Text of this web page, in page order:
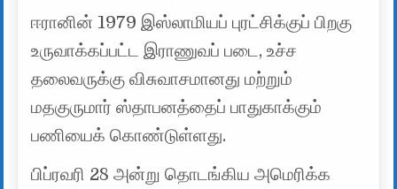
ஈரானின் 1979 இஸ்லாமியப் புரட்சிக்குப் பிறகு
உருவாக்கப்பட்ட இராணுவப் படை, உச்ச
தலைவருக்கு விசுவாசமானது மற்றும்
மதகுருமார் ஸ்தாபனத்தைப் பாதுகாக்கும்
பணியைக் கொண்டுள்ளது.
பிப்ரவரி 28 அன்று தொடங்கிய அமெரிக்க